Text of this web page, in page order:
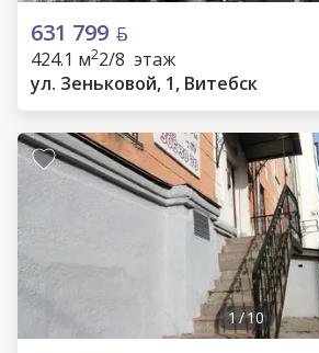
631 799
424.1 м22/8 этаж
ул. Зеньковой, 1, Витебск
1/10